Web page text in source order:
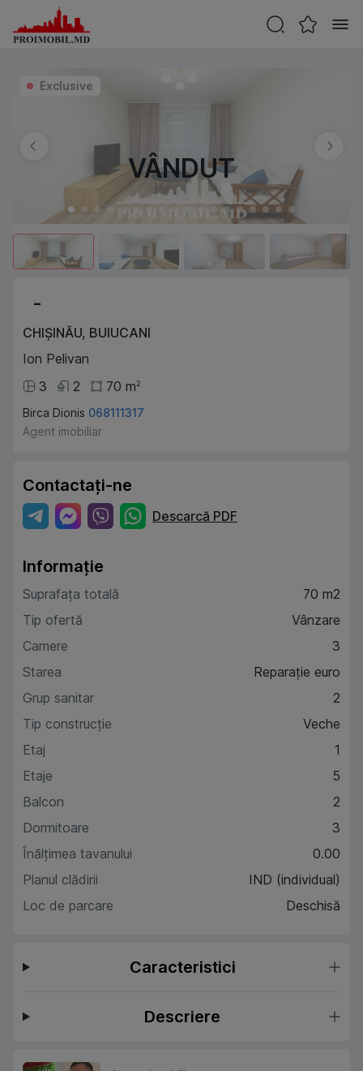
VÂNDUT
Exclusive
-
CHIȘINĂU, BUIUCANI
Ion Pelivan
3
2 70 m2
Birca Dionis 068111317
Agent imobiliar
Contactați-ne
Descarcă PDF
Informație
Suprafața totală
70 m2
Tip ofertă
Vânzare
Camere
3
Starea
Reparație euro
Grup sanitar
2
Tip construcție
Veche
Etaj
1
Etaje
5
Balcon
2
Dormitoare
3
Înălțimea tavanului
0.00
Planul clădirii
IND (individual)
Loc de parcare
Deschisă
Caracteristici
Descriere